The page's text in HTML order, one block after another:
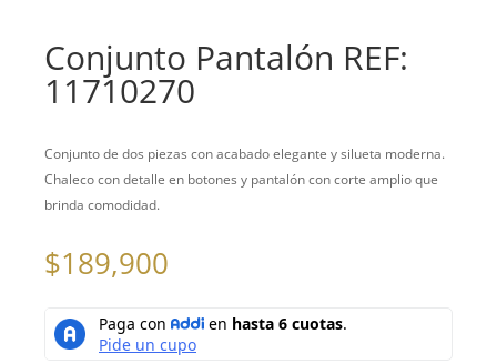
Conjunto Pantalón REF:
11710270
Conjunto de dos piezas con acabado elegante y silueta moderna.
Chaleco con detalle en botones y pantalón con corte amplio que
brinda comodidad.
$189,900